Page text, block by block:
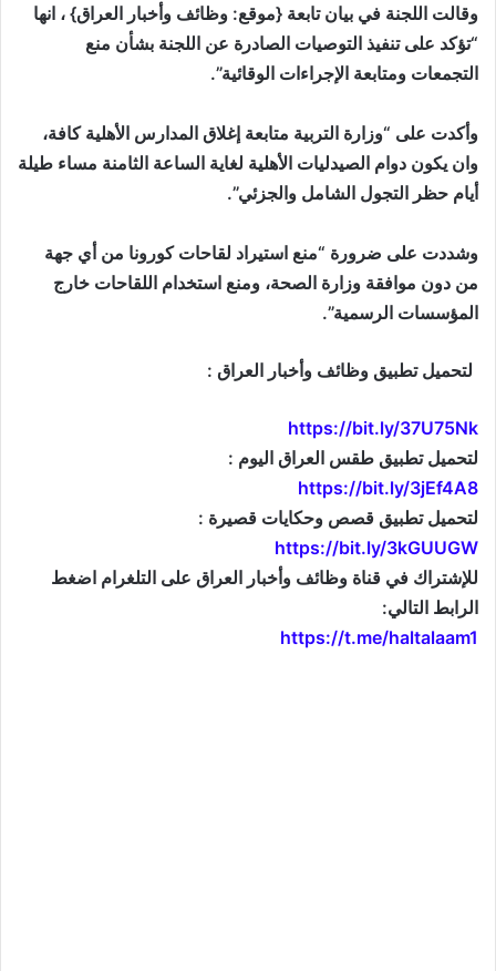
وقالت اللجنة في بيان تابعة {موقع: وظائف وأخبار العراق} ، انها
“تؤكد على تنفيذ التوصيات الصادرة عن اللجنة بشأن منع
التجمعات ومتابعة الإجراءات الوقائية”.
وأكدت على “وزارة التربية متابعة إغلاق المدارس الأهلية كافة،
وان يكون دوام الصيدليات الأهلية لغاية الساعة الثامنة مساء طيلة
أيام حظر التجول الشامل والجزئي”.
وشددت على ضرورة “منع استيراد لقاحات كورونا من أي جهة
من دون موافقة وزارة الصحة، ومنع استخدام اللقاحات خارج
المؤسسات الرسمية”.
لتحميل تطبيق وظائف وأخبار العراق :
https://bit.ly/37U75Nk
لتحميل تطبيق طقس العراق اليوم :
https://bit.ly/3jEf4A8
لتحميل تطبيق قصص وحكايات قصيرة :
https://bit.ly/3kGUUGW
للإشتراك في قناة وظائف وأخبار العراق على التلغرام اضغط
الرابط التالي:
https://t.me/haltalaam1